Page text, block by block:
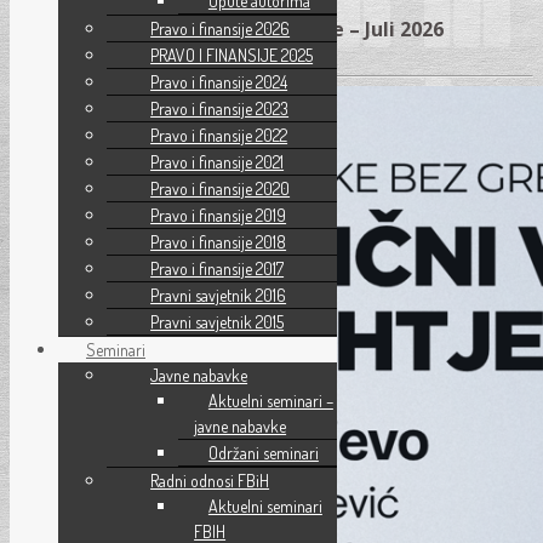
Seminar – Javne nabavke – Juli 2026
Pravo i finansije 2026
PRAVO I FINANSIJE 2025
Pravo i finansije 2024
Pravo i finansije 2023
Pravo i finansije 2022
Pravo i finansije 2021
Pravo i finansije 2020
Pravo i finansije 2019
Pravo i finansije 2018
Pravo i finansije 2017
Pravni savjetnik 2016
Pravni savjetnik 2015
Seminari
Javne nabavke
Aktuelni seminari –
javne nabavke
Održani seminari
Radni odnosi FBiH
Aktuelni seminari
FBIH